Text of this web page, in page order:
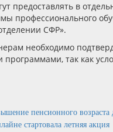
предоставлять в
профессионального
СФР».
необходимо
так как
пенсионного возраста
стартовала летняя акция